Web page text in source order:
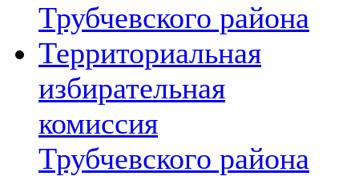
Трубчевского района
Территориальная
избирательная
комиссия
Трубчевского района